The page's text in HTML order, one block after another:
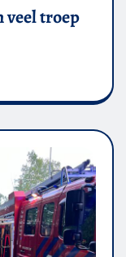
veel troep